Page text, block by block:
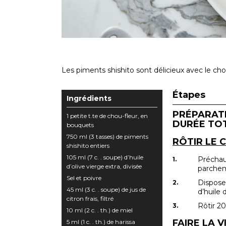
Les piments shishito sont délicieux avec le
Ingrédients
1 petite t.te de chou-fleur, en
bouquets
750 ml (3 tasses) de piments
shishito entiers
105 ml (7 c. . soupe) d’huile
d’olive vierge extra, divisée
Sel et poivre
45 ml (3 c. . soupe) de jus de
citron frais, filtré
10 ml (2 c. . th.) de miel
5 ml (1 c. . th.) de harissa
Étapes
DURÉE
RÔTIR LE
d’huile
Rôtir
FAIRE LA